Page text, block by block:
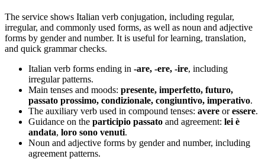
The service shows Italian verb conjugation, including regular,
irregular, and commonly used forms, as well as noun and adjective
forms by gender and number. It is useful for learning, translation,
and quick grammar checks.
Italian verb forms ending in -are, -ere, -ire, including
irregular patterns.
Main tenses and moods: presente, imperfetto, futuro,
passato prossimo, condizionale, congiuntivo, imperativo.
The auxiliary verb used in compound tenses: avere oressere.
Guidance on the participio passato and agreement: lei è
andata, loro sono venuti.
Noun and adjective forms by gender and number, including
agreement patterns.